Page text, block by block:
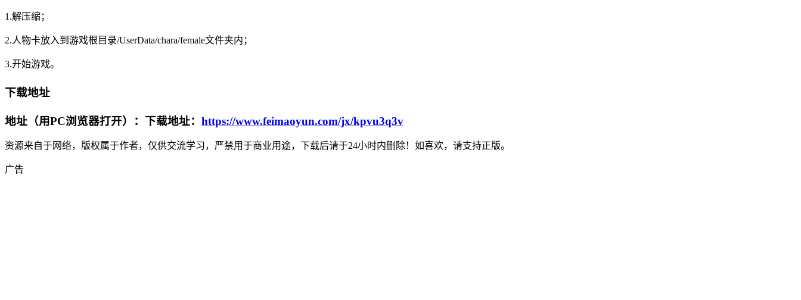
1.解压缩；
2.人物卡放入到游戏根目录/UserData/chara/female文件夹内；
3.开始游戏。
下载地址
地址（用PC浏览器打开）：下载地址： https://www.feimaoyun.com/jx/kpvu3q3v
资源来自于网络，版权属于作者，仅供交流学习，严禁用于商业用途，下载后请于24小时内删除！如喜欢，请支持正版。
广告